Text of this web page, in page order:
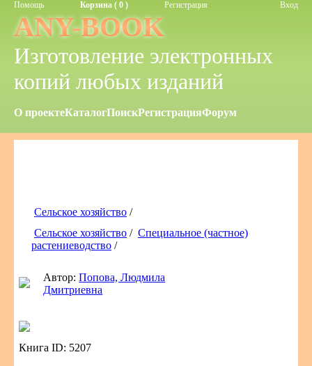
Помощь Корзина ( 0 ) Регистрация Вход
ANY-BOOK
Изготовление электронных
копий любых изданий
О проектеКаталогПоискРегистрацияФорум
Сельское хозяйство /
Сельское хозяйство / Специальное (частное)
растениеводство /
Автор:Попова, Людмила
Дмитриевна
Книга ID: 5207